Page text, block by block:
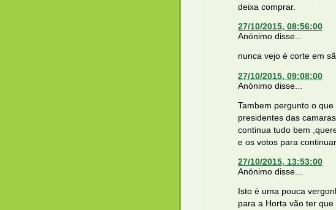
deixa comprar.
27/10/2015, 08:56:00
Anónimo disse...
nunca vejo é corte em
27/10/2015, 09:08:00
Anónimo disse...
Tambem pergunto o
presidentes das
continua tudo bem
e os votos para
27/10/2015, 13:53:00
Anónimo disse...
Isto é uma pouca
para a Horta vão ter